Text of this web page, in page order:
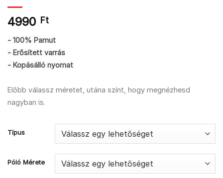
4990 Ft
- 100% Pamut
- Erősített varrás
- Kopásálló nyomat
Előbb válassz méretet, utána színt, hogy megnézhesd
nagyban is.
Típus
Póló Mérete